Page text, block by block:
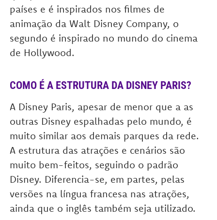
países e é inspirados nos filmes de
animação da Walt Disney Company, o
segundo é inspirado no mundo do cinema
de Hollywood.
COMO É A ESTRUTURA DA DISNEY PARIS?
A Disney Paris, apesar de menor que a as
outras Disney espalhadas pelo mundo, é
muito similar aos demais parques da rede.
A estrutura das atrações e cenários são
muito bem-feitos, seguindo o padrão
Disney. Diferencia-se, em partes, pelas
versões na língua francesa nas atrações,
ainda que o inglês também seja utilizado.